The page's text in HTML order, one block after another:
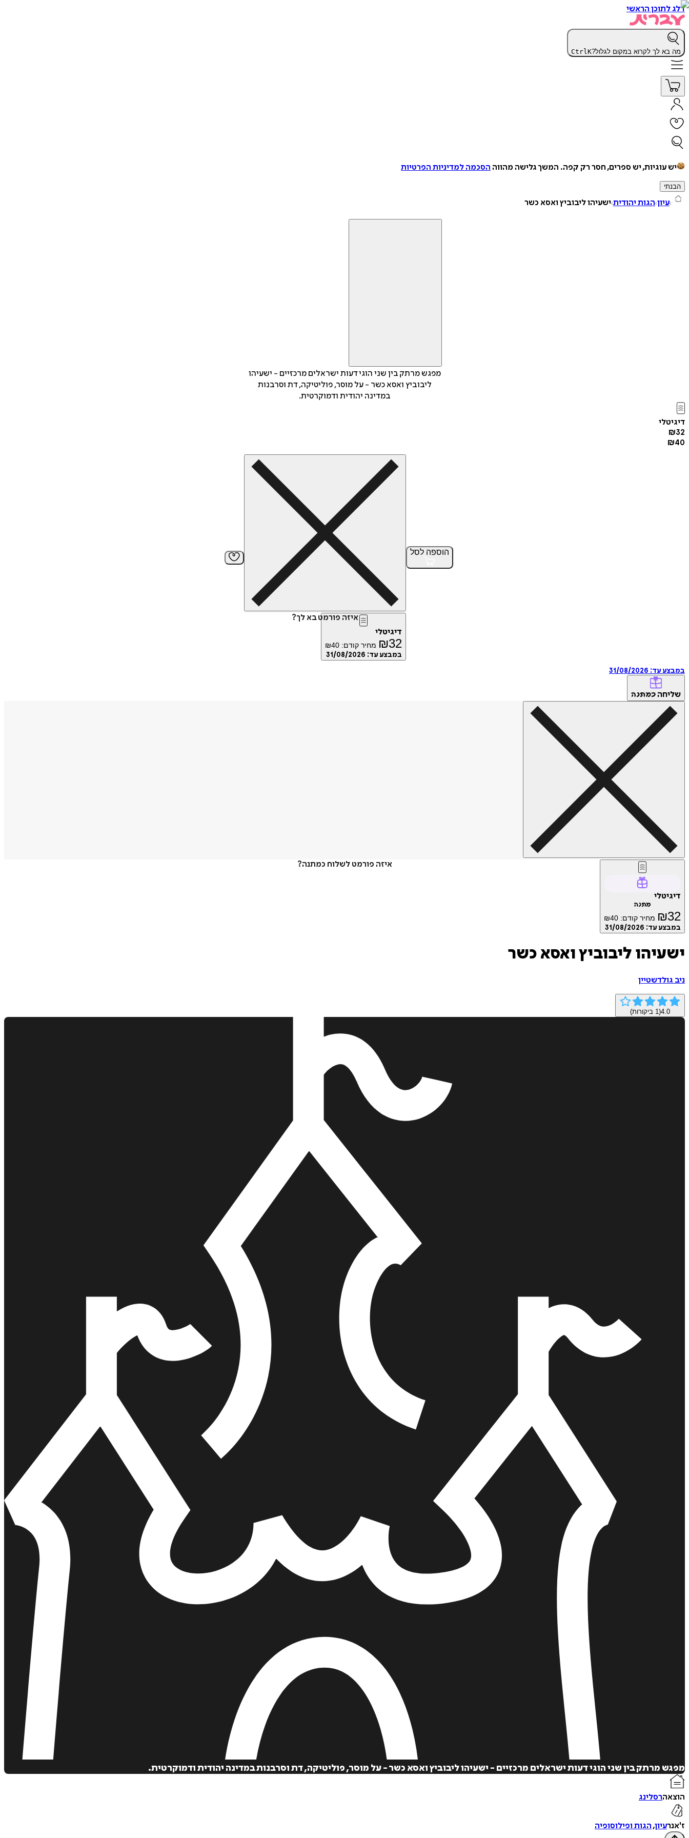
דלג לתוכן הראשי
מה בא לך לקרוא במקום לגלול? CtrlK
יש עוגיות, יש ספרים, חסר רק קפה. המשך גלישה מהווה הסכמה למדיניות הפרטיות
הבנתי
עיון הגות יהודית ישעיהו ליבוביץ ואסא כשר
מפגש מרתק בין שני הוגי דעות ישראלים מרכזיים - ישעיהו
ליבוביץ ואסא כשר - על מוסר, פוליטיקה, דת וסרבנות
במדינה יהודית ודמוקרטית.
דיגיטלי
₪32
₪40
הוספה לסל
איזה פורמט בא לך?
דיגיטלי
₪32 מחיר קודם: ₪40
במבצע עד: 31/08/2026
במבצע עד: 31/08/2026
שליחה כמתנה
איזה פורמט לשלוח כמתנה?
דיגיטלי
מתנה
₪32 מחיר קודם: ₪40
במבצע עד: 31/08/2026
לסל
איזה פורמט בא לך?
מחיר קודם:
במבצע עד:
31/08/2026
ישעיהו ליבוביץ ואסא כשר
ניב גולדשטיין
4.0
(
1 ביקורות)
מפגש מרתק בין שני הוגי דעות ישראלים מרכזיים - ישעיהו ליבוביץ ואסא כשר - על מוסר, פוליטיקה, דת וסרבנות במדינה יהודית ודמוקרטית.
הוצאהרסלינג
ז'אנרעיון,הגות ופילוסופיה